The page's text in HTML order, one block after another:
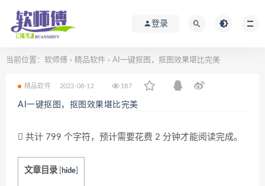
登录
当前位置： 软师傅 > 精品软件 > AI一键抠图，抠图效果堪比完美
精品软件 2023-08-12 187
AI一键抠图，抠图效果堪比完美
共计 799 个字符，预计需要花费 2 分钟才能阅读完成。
文章目录 hide